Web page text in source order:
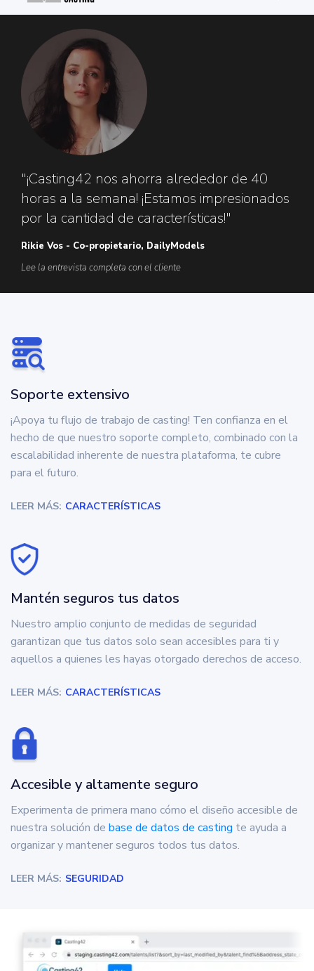
"¡Casting42 nos ahorra alrededor de 40
horas a la semana! ¡Estamos impresionados
por la cantidad de características!"
Rikie Vos - Co-propietario, DailyModels
Lee la entrevista completa con el cliente
Soporte extensivo
¡Apoya tu flujo de trabajo de casting! Ten confianza en el
hecho de que nuestro soporte completo, combinado con la
escalabilidad inherente de nuestra plataforma, te cubre
para el futuro.
LEER MÁS: CARACTERÍSTICAS
Mantén seguros tus datos
Nuestro amplio conjunto de medidas de seguridad
garantizan que tus datos solo sean accesibles para ti y
aquellos a quienes les hayas otorgado derechos de acceso.
LEER MÁS: CARACTERÍSTICAS
Accesible y altamente seguro
Experimenta de primera mano cómo el diseño accesible de
nuestra solución de base de datos de casting te ayuda a
organizar y mantener seguros todos tus datos.
LEER MÁS: SEGURIDAD